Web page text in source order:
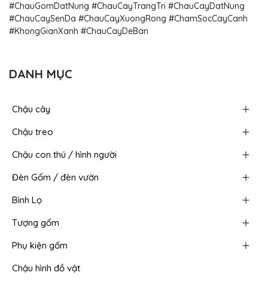
#ChauGomDatNung #ChauCayTrangTri #ChauCayDatNung
#ChauCaySenDa #ChauCayXuongRong #ChamSocCayCanh
#KhongGianXanh #ChauCayDeBan​
DANH MỤC
Chậu cây
Chậu treo
Chậu con thú / hình người
Đèn Gốm / đèn vườn
Bình Lọ
Tượng gốm
Phụ kiện gốm
Chậu hình đồ vật